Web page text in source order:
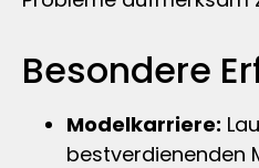
Besondere
Modelkarriere:
bestverdienenden